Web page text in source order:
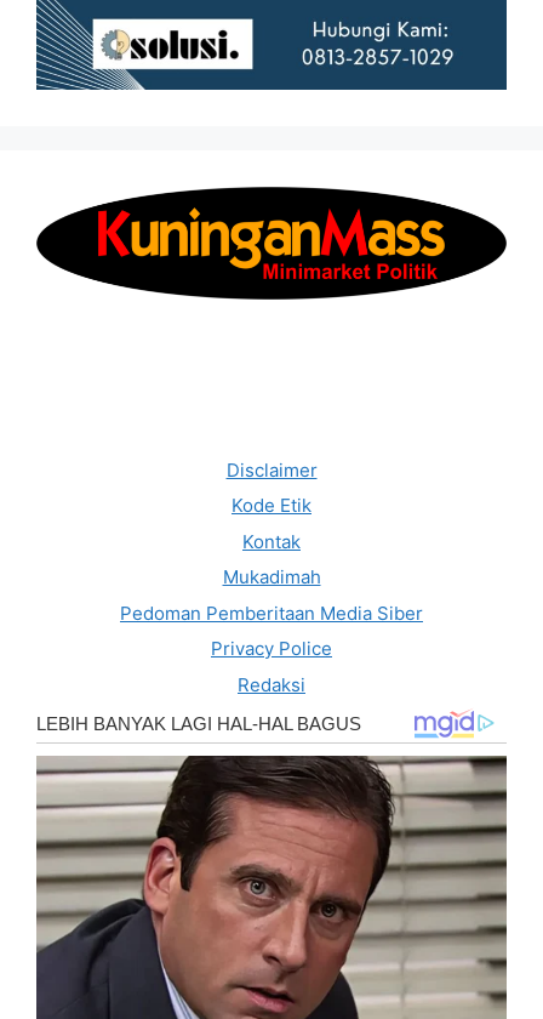
Disclaimer
Kode Etik
Kontak
Mukadimah
Pedoman Pemberitaan Media Siber
Privacy Police
Redaksi